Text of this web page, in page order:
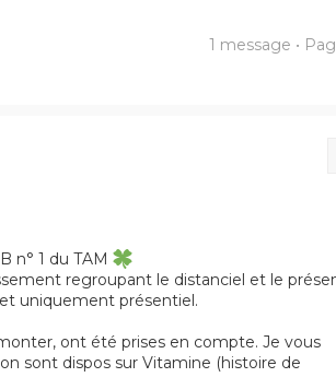
1 message •
n° 1 du TAM
regroupant le distanciel et le
uniquement présentiel.
ont été prises en compte. Je vous
sont dispos sur Vitamine (histoire de